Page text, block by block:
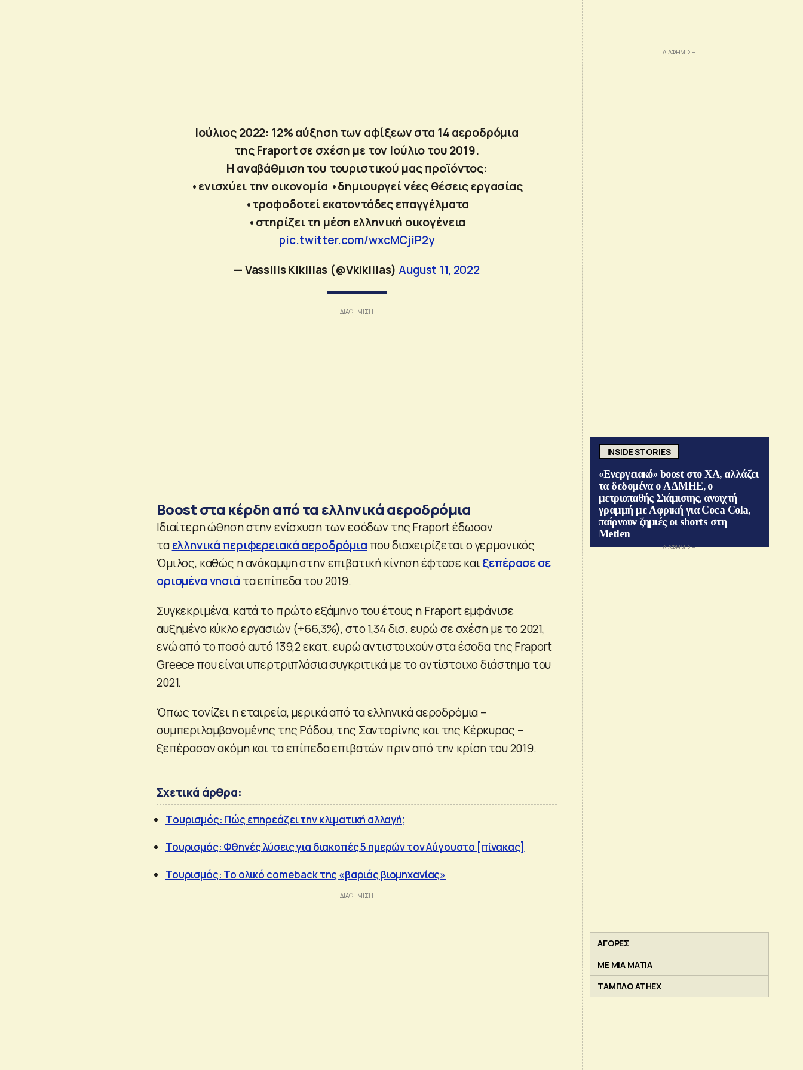
Ιούλιος 2022: 12% αύξηση των αφίξεων στα 14 αεροδρόμια
της Fraport σε σχέση με τον Ιούλιο του 2019.
Η αναβάθμιση του τουριστικού μας προϊόντος:
•ενισχύει την οικονομία •δημιουργεί νέες θέσεις εργασίας
•τροφοδοτεί εκατοντάδες επαγγέλματα
•στηρίζει τη μέση ελληνική οικογένεια
pic.twitter.com/wxcMCjiP2y
— Vassilis Kikilias (@Vkikilias)August 11, 2022
Boost στα κέρδη από τα ελληνικά αεροδρόμια
Ιδιαίτερη ώθηση στην ενίσχυση των εσόδων της Fraport έδωσαν
ταελληνικά περιφερειακά αεροδρόμια που διαχειρίζεται ο γερμανικός
Όμιλος, καθώς η ανάκαμψη στην επιβατική κίνηση έφτασε καιξεπέρασε σε
ορισμένα νησιά τα επίπεδα του 2019.
Συγκεκριμένα, κατά το πρώτο εξάμηνο του έτους η Fraport εμφάνισε
αυξημένο κύκλο εργασιών (+66,3%), στο 1,34 δισ. ευρώ σε σχέση με το 2021,
ενώ από το ποσό αυτό 139,2 εκατ. ευρώ αντιστοιχούν στα έσοδα της Fraport
Greece που είναι υπερτριπλάσια συγκριτικά με το αντίστοιχο διάστημα του
2021.
Όπως τονίζει η εταιρεία, μερικά από τα ελληνικά αεροδρόμια –
συμπεριλαμβανομένης της Ρόδου, της Σαντορίνης και της Κέρκυρας –
ξεπέρασαν ακόμη και τα επίπεδα επιβατών πριν από την κρίση του 2019.
Σχετικά άρθρα:
Tουρισμός: Πώς επηρεάζει την κλιματική αλλαγή;
Τουρισμός: Φθηνές λύσεις για διακοπές 5 ημερών τον Αύγουστο [πίνακας]
Τουρισμός: Το ολικό comeback της «βαριάς βιομηχανίας»
INSIDE STORIES
«Ενεργειακό» boost στο ΧΑ, αλλάζει
τα δεδομένα ο ΑΔΜΗΕ, ο
μετριοπαθής Σιάμισιης, ανοιχτή
γραμμή με Αφρική για Coca Cola,
παίρνουν ζημιές οι shorts στη
Metlen
ΑΓΟΡΕΣ
ΜΕ ΜΙΑ ΜΑΤΙΑ
ΤΑΜΠΛΟ ATHEX